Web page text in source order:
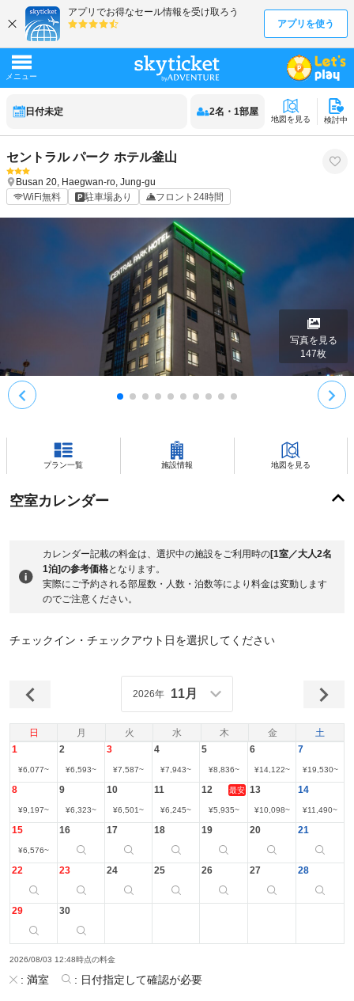
日付未定 2名 ・ 1部屋
地図を見る 検討中
セントラル パーク ホテル釜山
Busan 20, Haegwan-ro, Jung-gu
WiFi無料
駐車場あり フロント24時間
写真を見る
147枚
プラン一覧 施設情報 地図を見る
空室カレンダー
カレンダー記載の料金は、選択中の施設をご利用時の[1室／大人2名
1泊]の参考価格となります。
実際にご予約される部屋数・人数・泊数等により料金は変動します
のでご注意ください。
チェックイン・チェックアウト日を選択してください
日 月 火 水 木 金 土
2026年 11月
1
¥6,077~
2
¥6,593~
3
¥7,587~
4
¥7,943~
5
¥8,836~
6
¥14,122~
7
¥19,530~
8
¥9,197~
9
¥6,323~
10
¥6,501~
11
¥6,245~
12 最安
¥5,935~
13
¥10,098~
14
¥11,490~
15
¥6,576~
16 17 18 19 20 21
22 23 24 25 26 27 28
29 30
2026/08/03 12:48時点の料金
: 満室 : 日付指定して確認が必要